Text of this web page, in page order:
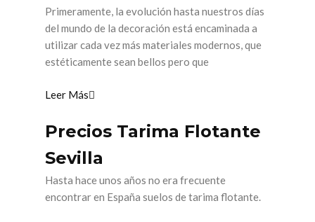
Primeramente, la evolución hasta nuestros días
del mundo de la decoración está encaminada a
utilizar cada vez más materiales modernos, que
estéticamente sean bellos pero que
Leer Más
Precios Tarima Flotante
Sevilla
Hasta hace unos años no era frecuente
encontrar en España suelos de tarima flotante.